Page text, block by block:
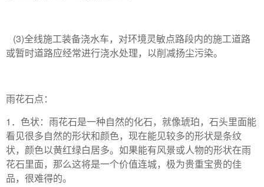
(3)全线施工装备浇水车，对环境灵敏点路段内的施工道路
或暂时道路应经常进行浇水处理，以削减扬尘污染。
雨花石点：
1．色状：雨花石是一种自然的化石，就像琥珀，石头里面能
看见很多自然的形状和颜色，现在能见较多的形状是条纹
状，颜色以黄红绿白居多。如果能有风景或人物的形状在雨
花石里面，那么这将是一个价值连城，极为贵重宝贵的佳
品，很难得的。